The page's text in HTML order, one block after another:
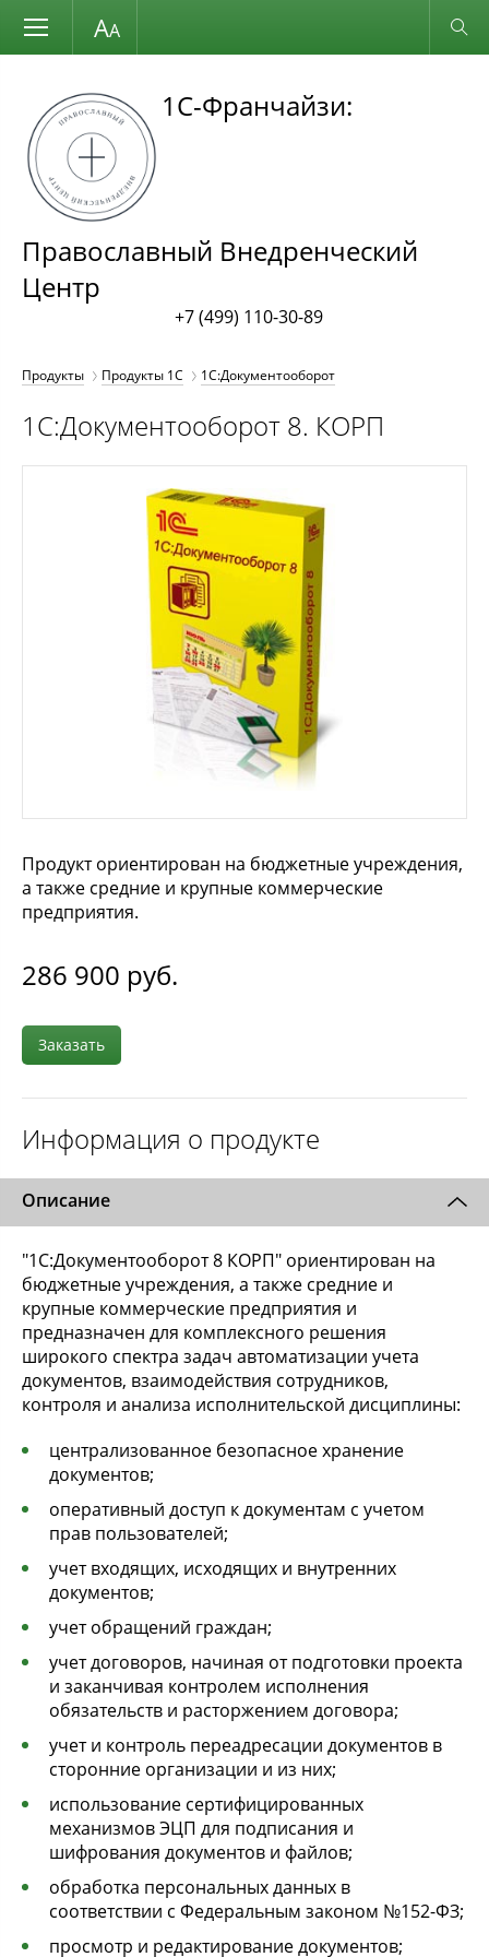
Размер шрифта Обычная версия
1С-Франчайзи:
Православный Внедренческий
Центр
+7 (499) 110-30-89
Продукты Продукты 1С 1С:Документооборот
1С:Документооборот 8. КОРП
Продукт ориентирован на бюджетные учреждения,
а также средние и крупные коммерческие
предприятия.
286 900 руб.
Заказать
Информация о продукте
Описание
"1С:Документооборот 8 КОРП" ориентирован на
бюджетные учреждения, а также средние и
крупные коммерческие предприятия и
предназначен для комплексного решения
широкого спектра задач автоматизации учета
документов, взаимодействия сотрудников,
контроля и анализа исполнительской дисциплины:
централизованное безопасное хранение
документов;
оперативный доступ к документам с учетом
прав пользователей;
учет входящих, исходящих и внутренних
документов;
учет обращений граждан;
учет договоров, начиная от подготовки проекта
и заканчивая контролем исполнения
обязательств и расторжением договора;
учет и контроль переадресации документов в
сторонние организации и из них;
использование сертифицированных
механизмов ЭЦП для подписания и
шифрования документов и файлов;
обработка персональных данных в
соответствии с Федеральным законом №152-ФЗ;
просмотр и редактирование документов;